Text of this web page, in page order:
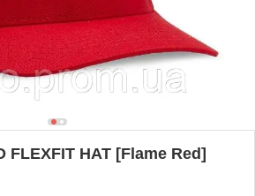
FLEXFIT HAT [Flame Red]